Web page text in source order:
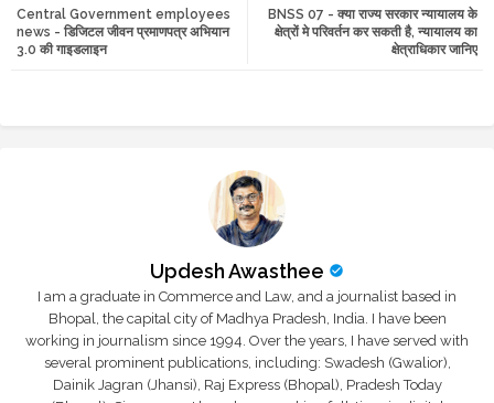
tte ats
BNSS 07 - क्या राज्य सरकार न्यायालय के
क्षेत्रों मे परिवर्तन कर सकती है, न्यायालय का
क्षेत्राधिकार जानिए
Central Government employees
news - डिजिटल जीवन प्रमाणपत्र अभियान
3.0 की गाइडलाइन
Updesh Awasthee
I am a graduate in Commerce and Law, and a journalist based in
Bhopal, the capital city of Madhya Pradesh, India. I have been
working in journalism since 1994. Over the years, I have served with
several prominent publications, including: Swadesh (Gwalior),
Dainik Jagran (Jhansi), Raj Express (Bhopal), Pradesh Today